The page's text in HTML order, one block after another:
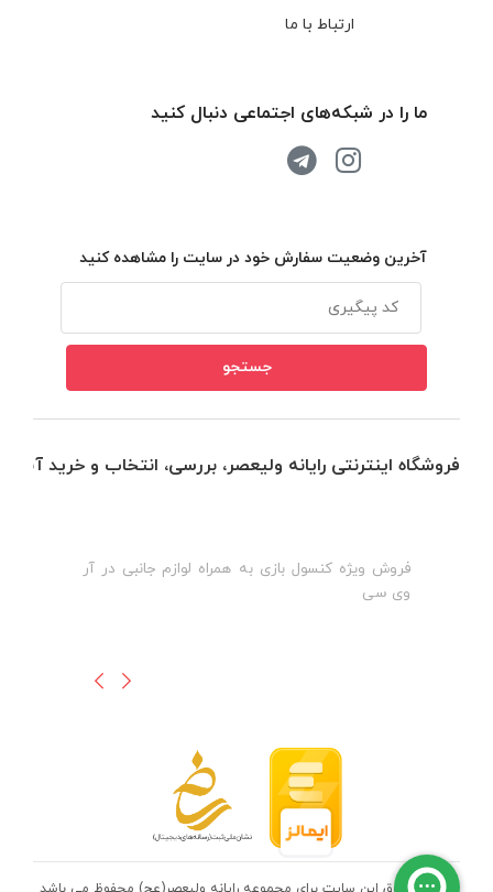
ارتباط با ما
ما را در شبکه‌های اجتماعی دنبال کنید
آخرین وضعیت سفارش خود در سایت را مشاهده کنید
فروشگاه اینترنتی رایانه ولیعصر، بررسی، انتخاب و خرید
فروش ویژه کنسول بازی به همراه لوازم جانبی در آر
وی سی